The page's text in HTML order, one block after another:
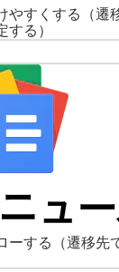
やすくする
（遷
る）
ーする
（遷移